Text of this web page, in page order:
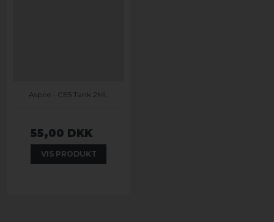
Aspire - CE5 Tank 2ML
55,00 DKK
VIS PRODUKT